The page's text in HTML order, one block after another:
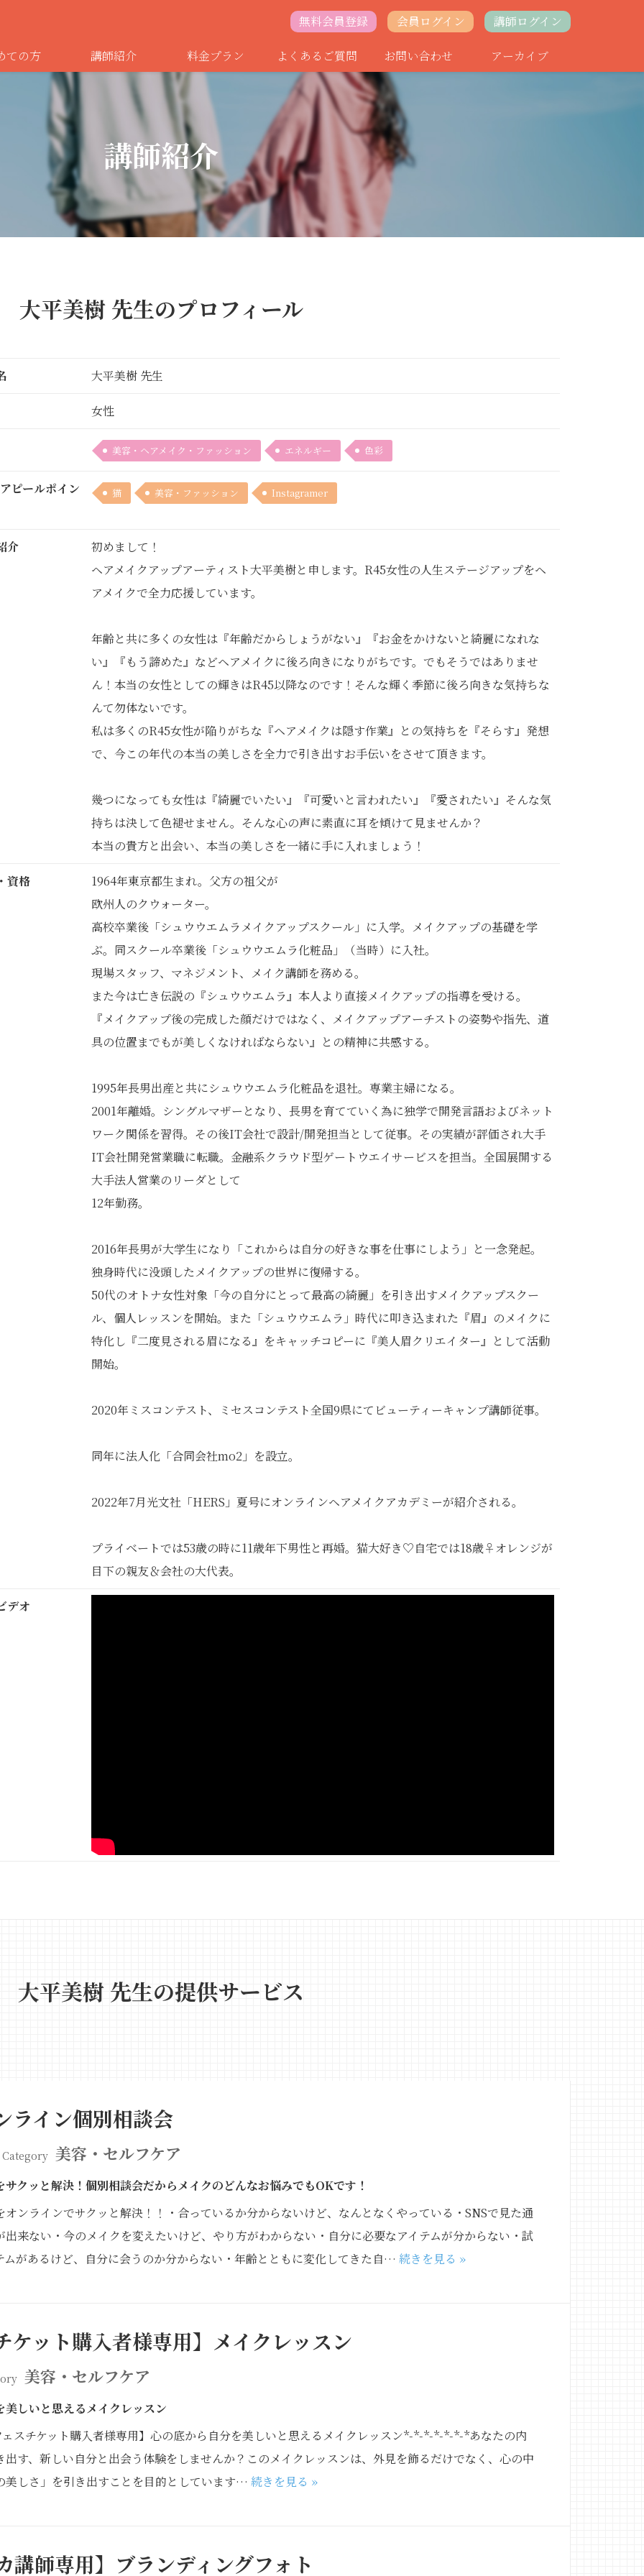
無料会員登録 会員ログイン 講師ログイン
ての方 講師紹介 料金プラン よくあるご質問 お問い合わせ アーカイブ
講師紹介
大平美樹 先生のプロフィール
大平美樹 先生
女性
美容・ヘアメイク・ファッション エネルギー 色彩
ピールポイン 猫 美容・ファッション Instagramer
介
初めまして！
ヘアメイクアップアーティスト大平美樹と申します。R45女性の人生ステージアップをヘ
アメイクで全力応援しています。
年齢と共に多くの女性は『年齢だからしょうがない』『お金をかけないと綺麗になれな
い』『もう諦めた』などヘアメイクに後ろ向きになりがちです。でもそうではありませ
ん！本当の女性としての輝きはR45以降なのです！そんな輝く季節に後ろ向きな気持ちな
んて勿体ないです。
私は多くのR45女性が陥りがちな『ヘアメイクは隠す作業』との気持ちを『そらす』発想
で、今この年代の本当の美しさを全力で引き出すお手伝いをさせて頂きます。
幾つになっても女性は『綺麗でいたい』『可愛いと言われたい』『愛されたい』そんな気
持ちは決して色褪せません。そんな心の声に素直に耳を傾けて見ませんか？
本当の貴方と出会い、本当の美しさを一緒に手に入れましょう！
資格
1964年東京都生まれ。父方の祖父が
欧州人のクウォーター。
高校卒業後「シュウウエムラメイクアップスクール」に入学。メイクアップの基礎を学
ぶ。同スクール卒業後「シュウウエムラ化粧品」（当時）に入社。
現場スタッフ、マネジメント、メイク講師を務める。
また今は亡き伝説の『シュウウエムラ』本人より直接メイクアップの指導を受ける。
『メイクアップ後の完成した顔だけではなく、メイクアップアーチストの姿勢や指先、道
具の位置までもが美しくなければならない』との精神に共感する。
1995年長男出産と共にシュウウエムラ化粧品を退社。専業主婦になる。
2001年離婚。シングルマザーとなり、長男を育てていく為に独学で開発言語およびネット
ワーク関係を習得。その後IT会社で設計/開発担当として従事。その実績が評価され大手
IT会社開発営業職に転職。金融系クラウド型ゲートウエイサービスを担当。全国展開する
大手法人営業のリーダとして
12年勤務。
2016年長男が大学生になり「これからは自分の好きな事を仕事にしよう」と一念発起。
独身時代に没頭したメイクアップの世界に復帰する。
50代のオトナ女性対象「今の自分にとって最高の綺麗」を引き出すメイクアップスクー
ル、個人レッスンを開始。また「シュウウエムラ」時代に叩き込まれた『眉』のメイクに
特化し『二度見される眉になる』をキャッチコピーに『美人眉クリエイター』として活動
開始。
2020年ミスコンテスト、ミセスコンテスト全国9県にてビューティーキャンプ講師従事。
同年に法人化「合同会社mo2」を設立。
2022年7月光文社「HERS」夏号にオンラインヘアメイクアカデミーが紹介される。
プライベートでは53歳の時に11歳年下男性と再婚。猫大好き♡自宅では18歳♀オレンジが
目下の親友＆会社の大代表。
デオ
大平美樹 先生の提供サービス
ライン個別相談会
Category 美容・セルフケア
クッと解決！個別相談会だからメイクのどんなお悩みでもOKです！
オンラインでサクッと解決！！・合っているか分からないけど、なんとなくやっている・SNSで見た通
出来ない・今のメイクを変えたいけど、やり方がわからない・自分に必要なアイテムが分からない・試
ムがあるけど、自分に会うのか分からない・年齢とともに変化してきた自… 続きを見る »
ケット購入者様専用】メイクレッスン
美容・セルフケア
美しいと思えるメイクレッスン
スチケット購入者様専用】心の底から自分を美しいと思えるメイクレッスン*-*-*-*-*-*-*あなたの内
出す、新しい自分と出会う体験をしませんか？このメイクレッスンは、外見を飾るだけでなく、心の中
美しさ」を引き出すことを目的としています… 続きを見る »
講師専用】ブランディングフォト